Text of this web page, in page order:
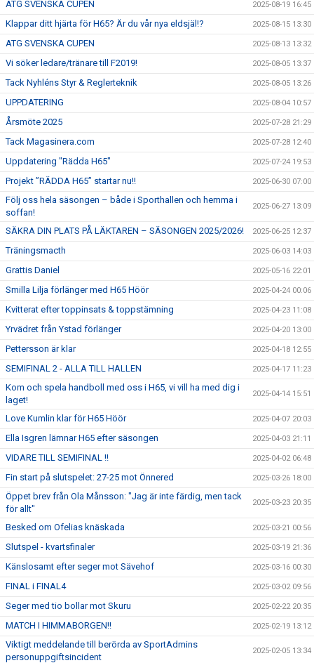
ATG SVENSKA CUPEN 2025-08-19 16:45
Klappar ditt hjärta för H65? Är du vår nya eldsjäl!? 2025-08-15 13:30
ATG SVENSKA CUPEN 2025-08-13 13:32
Vi söker ledare/tränare till F2019! 2025-08-05 13:37
Tack Nyhléns Styr & Reglerteknik 2025-08-05 13:26
UPPDATERING 2025-08-04 10:57
Årsmöte 2025 2025-07-28 21:29
Tack Magasinera.com 2025-07-28 12:40
Uppdatering "Rädda H65" 2025-07-24 19:53
Projekt ”RÄDDA H65” startar nu!! 2025-06-30 07:00
Följ oss hela säsongen – både i Sporthallen och hemma i
soffan!
2025-06-27 13:09
SÄKRA DIN PLATS PÅ LÄKTAREN – SÄSONGEN 2025/2026! 2025-06-25 12:37
Träningsmacth 2025-06-03 14:03
Grattis Daniel 2025-05-16 22:01
Smilla Lilja förlänger med H65 Höör 2025-04-24 00:06
Kvitterat efter toppinsats & toppstämning 2025-04-23 11:08
Yrvädret från Ystad förlänger 2025-04-20 13:00
Pettersson är klar 2025-04-18 12:55
SEMIFINAL 2 - ALLA TILL HALLEN 2025-04-17 11:23
Kom och spela handboll med oss i H65, vi vill ha med dig i
laget!
2025-04-14 15:51
Love Kumlin klar för H65 Höör 2025-04-07 20:03
Ella Isgren lämnar H65 efter säsongen 2025-04-03 21:11
VIDARE TILL SEMIFINAL !! 2025-04-02 06:48
Fin start på slutspelet: 27-25 mot Önnered 2025-03-26 18:00
Öppet brev från Ola Månsson: "Jag är inte färdig, men tack
för allt"
2025-03-23 20:35
Besked om Ofelias knäskada 2025-03-21 00:56
Slutspel - kvartsfinaler 2025-03-19 21:36
Känslosamt efter seger mot Sävehof 2025-03-16 00:30
FINAL i FINAL4 2025-03-02 09:56
Seger med tio bollar mot Skuru 2025-02-22 20:35
MATCH I HIMMABORGEN!! 2025-02-19 13:12
Viktigt meddelande till berörda av SportAdmins
personuppgiftsincident
2025-02-05 13:34